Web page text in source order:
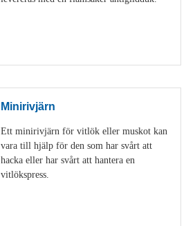
Minirivjärn
Ett minirivjärn för vitlök eller muskot kan
vara till hjälp för den som har svårt att
hacka eller har svårt att hantera en
vitlökspress.